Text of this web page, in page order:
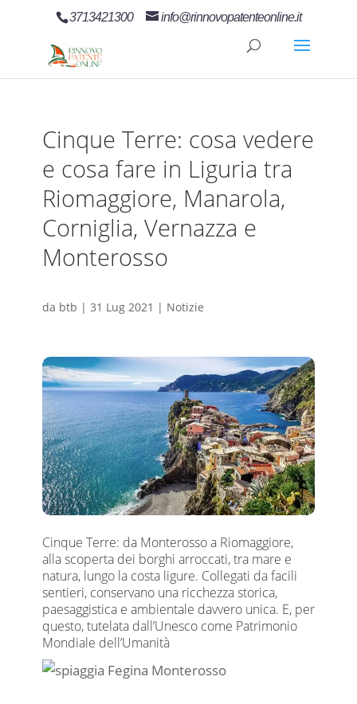
3713421300 info@rinnovopatenteonline.it
Cinque Terre: cosa vedere
e cosa fare in Liguria tra
Riomaggiore, Manarola,
Corniglia, Vernazza e
Monterosso
da btb | 31 Lug 2021 | Notizie
Cinque Terre: da Monterosso a Riomaggiore,
alla scoperta dei borghi arroccati, tra mare e
natura, lungo la costa ligure. Collegati da facili
sentieri, conservano una ricchezza storica,
paesaggistica e ambientale davvero unica. E, per
questo, tutelata dall’Unesco come Patrimonio
Mondiale dell’Umanità